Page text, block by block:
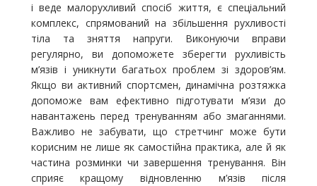
і веде малорухливий спосіб життя, є спеціальний
комплекс, спрямований на збільшення рухливості
тіла та зняття напруги. Виконуючи вправи
регулярно, ви допоможете зберегти рухливість
м’язів і уникнути багатьох проблем зі здоров’ям.
Якщо ви активний спортсмен, динамічна розтяжка
допоможе вам ефективно підготувати м’язи до
навантажень перед тренуванням або змаганнями.
Важливо не забувати, що стретчинг може бути
корисним не лише як самостійна практика, але й як
частина розминки чи завершення тренування. Він
сприяє кращому відновленню м’язів після